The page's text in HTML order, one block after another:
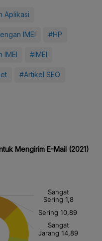
Aplikasi
IMEI #HP
IMEI #IMEI
#Artikel SEO